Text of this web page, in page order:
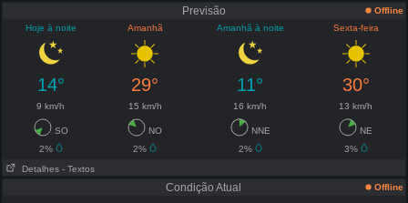
Previsão
Offline
Hoje à noite
Amanhã Amanhã à noite Sexta-feira
14° 29° 11° 30°
9 km/h 15 km/h 16 km/h 13 km/h
SO NO NNE
NE
2%
2% 2%
3%
Detalhes - Textos
Condição Atual Offline